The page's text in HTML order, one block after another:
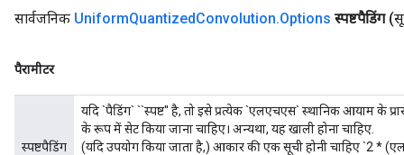
सार्वजनिक UniformQuantizedConvolution.Options स्पष्टपैडिंग
पैरामीटर
स्पष्टपैडिंग
यदि `पैडिंग` ``स्पष्ट'' है, तो इसे प्रत्येक `एलएचएस` स्थानिक आयाम के
के रूप में सेट किया जाना चाहिए। अन्यथा, यह खाली होना चाहिए.
(यदि उपयोग किया जाता है,) आकार की एक सूची होनी चाहिए `2 *